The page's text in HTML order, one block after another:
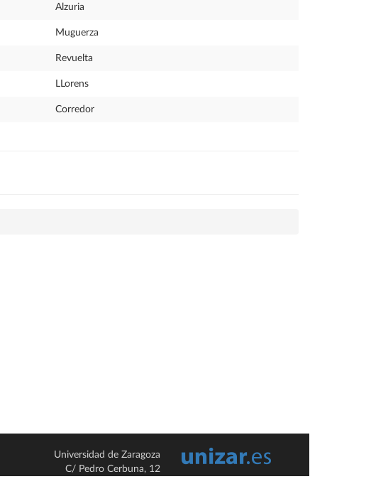
Alzuria
Muguerza
Revuelta
LLorens
Corredor
Universidad de Zaragoza
C/ Pedro Cerbuna, 12